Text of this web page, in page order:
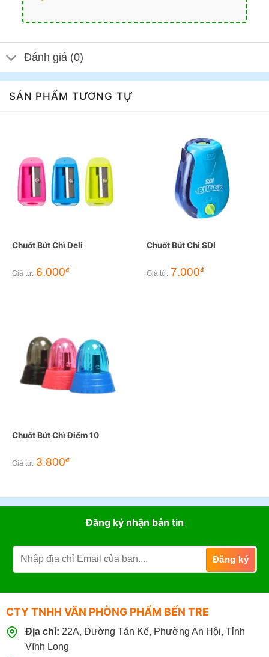
Đánh giá (0)
SẢN PHẨM TƯƠNG TỰ
Chuốt Bút Chì Deli
Giá từ: 6.000đ
Chuốt Bút Chì SDI
Giá từ: 7.000đ
Chuốt Bút Chì Điểm 10
Giá từ: 3.800đ
Đăng ký nhận bản tin
CTY TNHH VĂN PHÒNG PHẨM BẾN TRE
Địa chỉ: 22A, Đường Tán Kế, Phường An Hội, Tỉnh
Vĩnh Long